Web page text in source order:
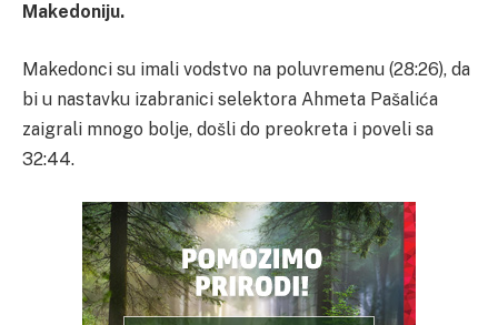
Makedoniju.
Makedonci su imali vodstvo na poluvremenu (28:26), da
bi u nastavku izabranici selektora Ahmeta Pašalića
zaigrali mnogo bolje, došli do preokreta i poveli sa
32:44.